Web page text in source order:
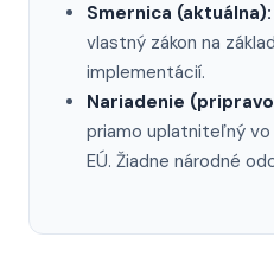
Smernica (aktuálna):
vlastný zákon na
implementácií.
Nariadenie
priamo uplatniteľný
EÚ. Žiadne národné